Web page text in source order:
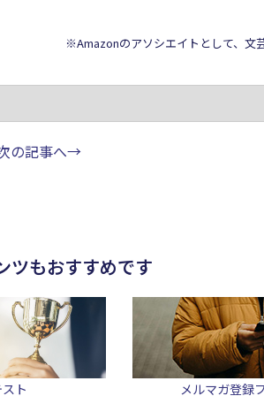
※Amazonのアソシエイトとして、文
の記事へ→
ツもおすすめです
ト メルマガ登録